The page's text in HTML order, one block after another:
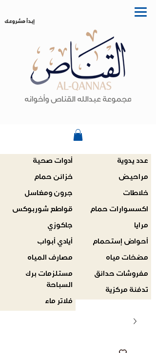
إبدأ مشروعك
أدوات صحية
خزائن حمام
جرون ومغاسل
قواطع شوربوكس
جاكوزي
أيادي أبواب
مصارف المياه
مستلزمات برك
السباحة
فلاتر ماء
عدد يدوية
مراحيض
خلاطات
اكسسوارات حمام
مرايا
أحواض إستحمام
مضخات مياه
مفروشات حدائق
تدفئة مركزية